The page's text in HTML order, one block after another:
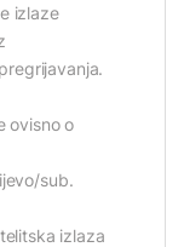
izlaze
ovisno o
sub.
izlaza